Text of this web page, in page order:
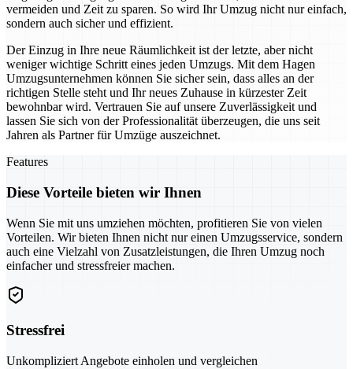
vermeiden und Zeit zu sparen. So wird Ihr Umzug nicht nur einfach,
sondern auch sicher und effizient.
Der Einzug in Ihre neue Räumlichkeit ist der letzte, aber nicht
weniger wichtige Schritt eines jeden Umzugs. Mit dem Hagen
Umzugsunternehmen können Sie sicher sein, dass alles an der
richtigen Stelle steht und Ihr neues Zuhause in kürzester Zeit
bewohnbar wird. Vertrauen Sie auf unsere Zuverlässigkeit und
lassen Sie sich von der Professionalität überzeugen, die uns seit
Jahren als Partner für Umzüge auszeichnet.
Features
Diese Vorteile bieten wir Ihnen
Wenn Sie mit uns umziehen möchten, profitieren Sie von vielen
Vorteilen. Wir bieten Ihnen nicht nur einen Umzugsservice, sondern
auch eine Vielzahl von Zusatzleistungen, die Ihren Umzug noch
einfacher und stressfreier machen.
Stressfrei
Unkompliziert Angebote einholen und vergleichen